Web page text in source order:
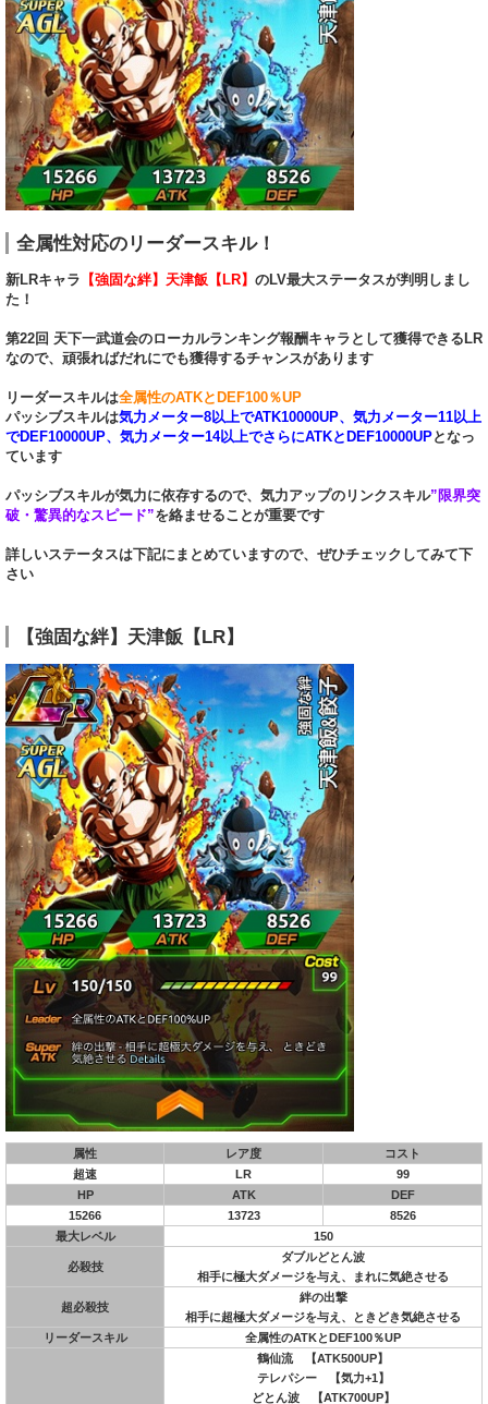
全属性対応のリーダースキル！
新LRキャラ 【強固な絆】天津飯【LR】 のLV最大ステータスが判明しまし
た！
第22回 天下一武道会のローカルランキング報酬キャラとして獲得できるLR
なので、頑張ればだれにでも獲得するチャンスがあります
リーダースキルは全属性のATKとDEF100％UP
パッシブスキルは気力メーター8以上でATK10000UP、気力メーター11以上
でDEF10000UP、気力メーター14以上でさらにATKとDEF10000UPとなっ
ています
パッシブスキルが気力に依存するので、気力アップのリンクスキル”限界突
破・驚異的なスピード”を絡ませることが重要です
詳しいステータスは下記にまとめていますので、ぜひチェックしてみて下
さい
【強固な絆】天津飯【LR】
属性 レア度
コスト
超速
LR
99
HP
ATK
DEF
15266
13723
8526
最大レベル
150
必殺技
ダブルどとん波
相手に極大ダメージを与え、まれに気絶させる
超必殺技
絆の出撃
相手に超極大ダメージを与え、ときどき気絶させる
リーダースキル
全属性のATKとDEF100％UP
鶴仙流 【ATK500UP】
テレパシー 【気力+1】
どとん波 【ATK700UP】